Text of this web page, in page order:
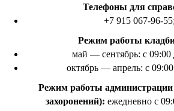
Телефоны для
+7 915 067-96-55;
Режим работы
май — сентябрь: с 09:00
октябрь — апрель: с
Режим работы
захоронений): ежедневно с